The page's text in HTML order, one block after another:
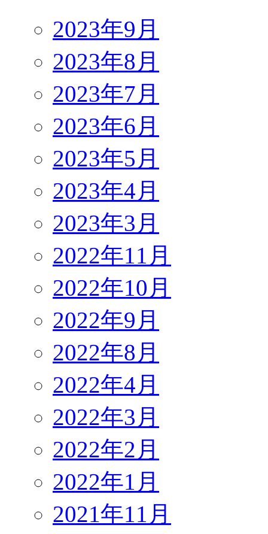
2023年9月
2023年8月
2023年7月
2023年6月
2023年5月
2023年4月
2023年3月
2022年11月
2022年10月
2022年9月
2022年8月
2022年4月
2022年3月
2022年2月
2022年1月
2021年11月